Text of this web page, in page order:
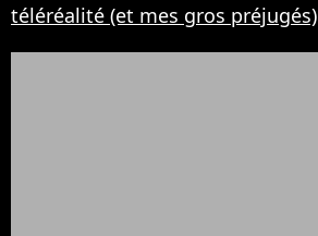
téléréalité (et mes gros préjugés)